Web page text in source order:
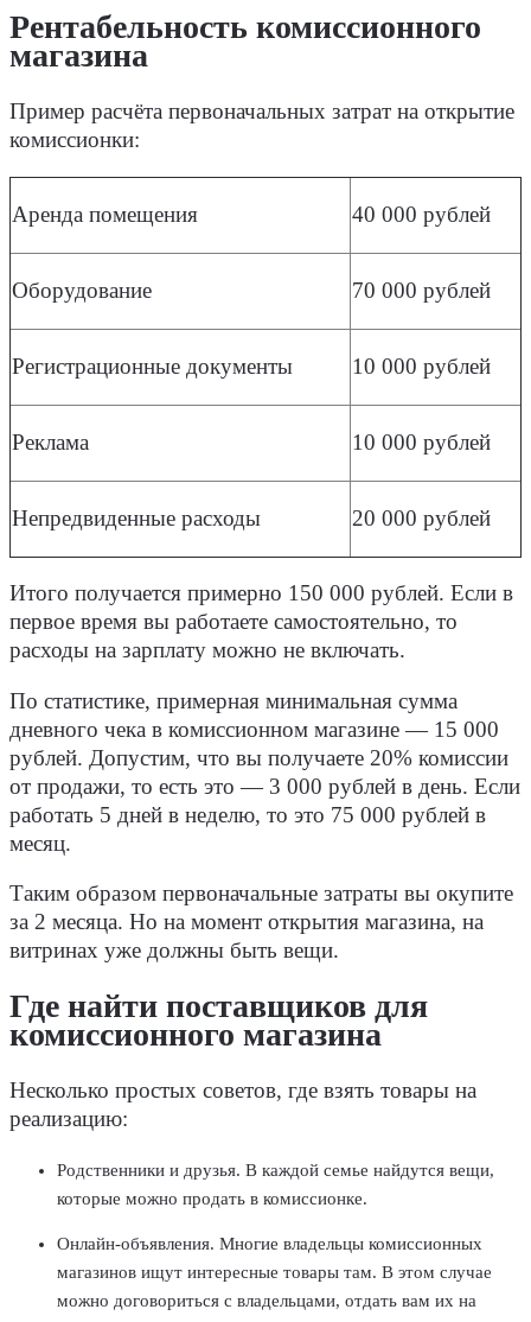
Рентабельность комиссионного
магазина
Пример расчёта первоначальных затрат на открытие
комиссионки:
Аренда помещения 40 000 рублей
Оборудование 70 000 рублей
Регистрационные документы 10 000 рублей
Реклама 10 000 рублей
Непредвиденные расходы 20 000 рублей
Итого получается примерно 150 000 рублей. Если в
первое время вы работаете самостоятельно, то
расходы на зарплату можно не включать.
По статистике, примерная минимальная сумма
дневного чека в комиссионном магазине — 15 000
рублей. Допустим, что вы получаете 20% комиссии
от продажи, то есть это — 3 000 рублей в день. Если
работать 5 дней в неделю, то это 75 000 рублей в
месяц.
Таким образом первоначальные затраты вы окупите
за 2 месяца. Но на момент открытия магазина, на
витринах уже должны быть вещи.
Где найти поставщиков для
комиссионного магазина
Несколько простых советов, где взять товары на
реализацию:
Родственники и друзья. В каждой семье найдутся вещи,
которые можно продать в комиссионке.
Онлайн-объявления. Многие владельцы комиссионных
магазинов ищут интересные товары там. В этом случае
можно договориться с владельцами, отдать вам их на